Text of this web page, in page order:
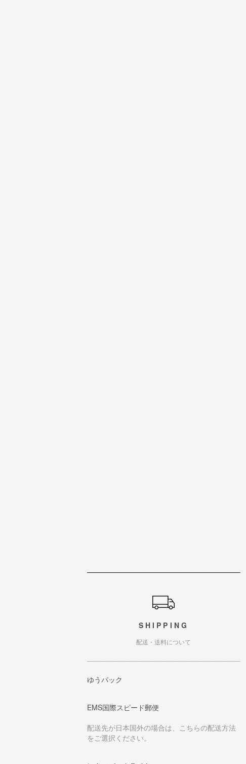
SHIPPING
配送・送料について
ゆうパック
EMS国際スピード郵便
配送先が日本国外の場合は、こちらの配送方法
をご選択ください。